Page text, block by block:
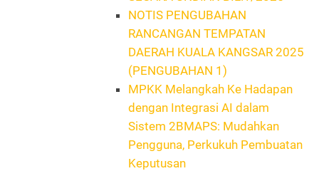
NOTIS PENGUBAHAN
RANCANGAN TEMPATAN
DAERAH KUALA KANGSAR 2025
(PENGUBAHAN 1)
MPKK Melangkah Ke Hadapan
dengan Integrasi AI dalam
Sistem 2BMAPS: Mudahkan
Pengguna, Perkukuh Pembuatan
Keputusan